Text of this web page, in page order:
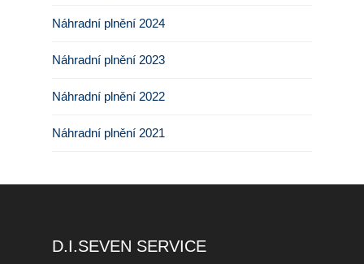
Garance kvality
Volná místa
Informace dle zákona č.
Tiskové centrum
Rady a tipy
Náhradní plnění 2024
Náhradní plnění 2023
Náhradní plnění 2022
Náhradní plnění 2021
D.I.SEVEN SERVICE